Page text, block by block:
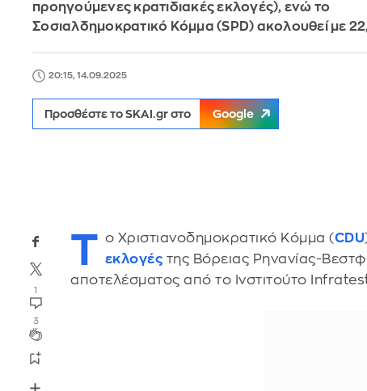
προηγούμενες κρατιδιακές εκλογές), ενώ το
Σοσιαλδημοκρατικό Κόμμα (SPD) ακολουθεί με
20:15, 14.09.2025
Προσθέστε το SKAI.gr στο Google
1
3
Τ ο Χριστιανοδημοκρατικό Κόμμα (CDU
εκλογές της Βόρειας Ρηνανίας-
αποτελέσματος από το Ινστιτούτο